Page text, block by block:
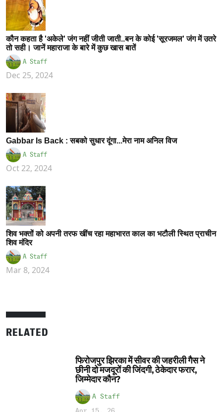
कौन कहता है 'अकेले' जंग नहीं जीती जाती..बन के कोई 'सूरजमल' जंग में उतरे
तो सही। जानें महाराजा के बारे में कुछ खास बातें
A Staff
Dec 25, 2024
Gabbar Is Back : सबको सुधार दूंगा...मेरा नाम अनिल विज
A Staff
Oct 22, 2024
शिव भक्तों को अपनी तरफ खींच रहा महाभारत काल का भटौली स्थित प्राचीन
शिव मंदिर
A Staff
Mar 8, 2024
RELATED
फिरोजपुर झिरका में सीवर की जहरीली गैस ने
छीनी दो मजदूरों की जिंदगी, ठेकेदार फरार,
जिम्मेदार कौन?
A Staff